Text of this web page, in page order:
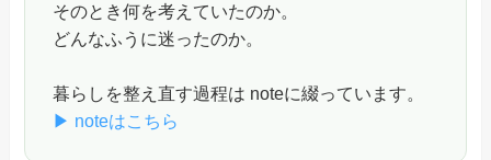
そのとき何を考えていたのか。
どんなふうに迷ったのか。
暮らしを整え直す過程は noteに綴っています。
▶ noteはこちら